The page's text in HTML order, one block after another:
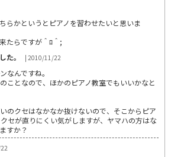
らかというとピアノを習わせたいと思いま
たらですが＾ﾛ＾;
た。
| 2010/11/22
なんですね。
ことなので、ほかのピアノ教室でもいいかなと
のクセはなかなか抜けないので、そこからピア
セが直りにくい気がしますが、ヤマハの方はな
すか？